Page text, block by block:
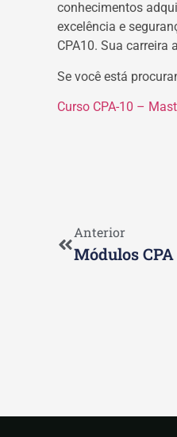
conhecimentos
excelência e
CPA10. Sua carreira
Se você está
Curso CPA-10 –
Anterior